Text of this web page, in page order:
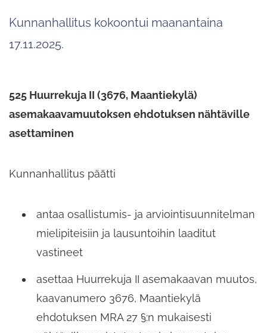
Kunnanhallitus kokoontui maanantaina
17.11.2025.
525 Huurrekuja II (3676, Maantiekylä)
asemakaavamuutoksen ehdotuksen nähtäville
asettaminen
Kunnanhallitus päätti
antaa osallistumis- ja arviointisuunnitelman
mielipiteisiin ja lausuntoihin laaditut
vastineet
asettaa Huurrekuja II asemakaavan muutos,
kaavanumero 3676, Maantiekylä
ehdotuksen MRA 27 §:n mukaisesti